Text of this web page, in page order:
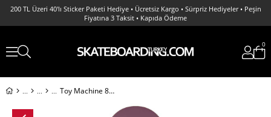
200 TL Üzeri 40'lı Sticker Paketi Hediye • Ücretsiz Kargo • Sürpriz Hediyeler • Peşin
Fiyatına 3 Taksit • Kapıda Ödeme
0
Toy Machine 8.38 Martin Fence Deck Profesyonel Kaykay Tahtası